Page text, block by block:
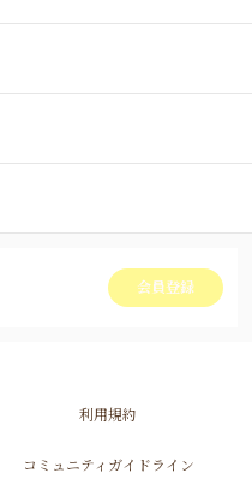
会員登録
利用規約
コミュニティガイドライン